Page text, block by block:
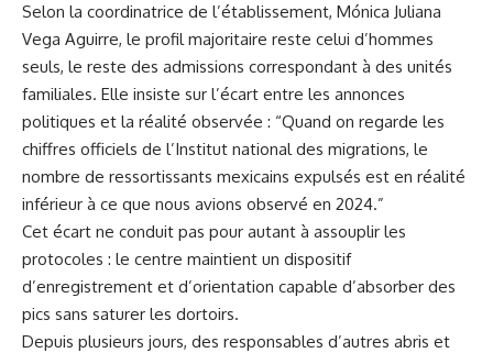
Selon la coordinatrice de l’établissement, Mónica Juliana
Vega Aguirre, le profil majoritaire reste celui d’hommes
seuls, le reste des admissions correspondant à des unités
familiales. Elle insiste sur l’écart entre les annonces
politiques et la réalité observée : “Quand on regarde les
chiffres officiels de l’Institut national des migrations, le
nombre de ressortissants mexicains expulsés est en réalité
inférieur à ce que nous avions observé en 2024.”
Cet écart ne conduit pas pour autant à assouplir les
protocoles : le centre maintient un dispositif
d’enregistrement et d’orientation capable d’absorber des
pics sans saturer les dortoirs.
Depuis plusieurs jours, des responsables d’autres abris et